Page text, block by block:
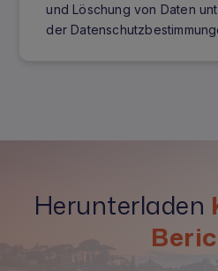
und Löschung von Daten
der
Herunterladen